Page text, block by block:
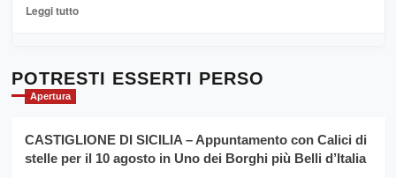
Sicilia
l’
evento
la
filiera
Leggi tuttoLeggi
Cronoscalata
per
il
POTRESTI ESSERTI PERSO
Apertura
CASTIGLIONE DI SICILIA – Appuntamento con Calici di
stelle per il 10 agosto in Uno dei Borghi più Belli d’Italia